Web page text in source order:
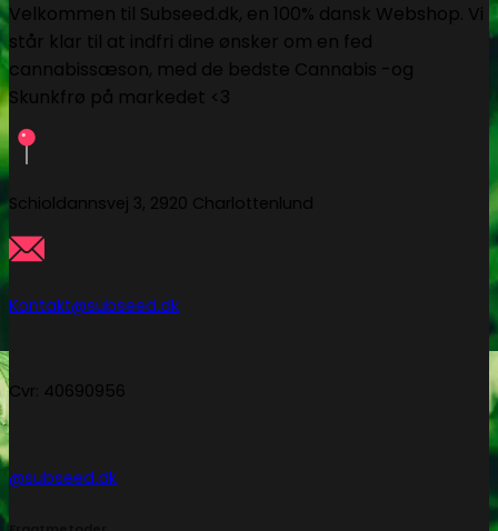
Velkommen til Subseed.dk, en 100% dansk Webshop. Vi
står klar til at indfri dine ønsker om en fed
cannabissæson, med de bedste Cannabis -og
Skunkfrø på markedet <3
Schioldannsvej 3, 2920 Charlottenlund
Kontakt@subseed.dk
Cvr: 40690956
@subseed.dk